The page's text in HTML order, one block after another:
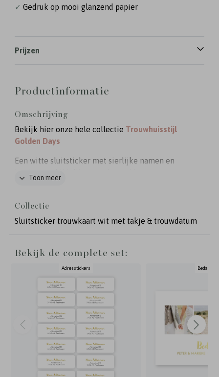
✓ Gedruk op mooi glanzend papier
Prijzen
Productinformatie
Omschrijving
Bekijk hier onze hele collectie Trouwhuisstijl
Golden Days
Een witte sluitsticker met sierlijke namen en
Toon meer
Collectie
Sluitsticker trouwkaart wit met takje & trouwdatum
Bekijk de complete set:
Adresstickers